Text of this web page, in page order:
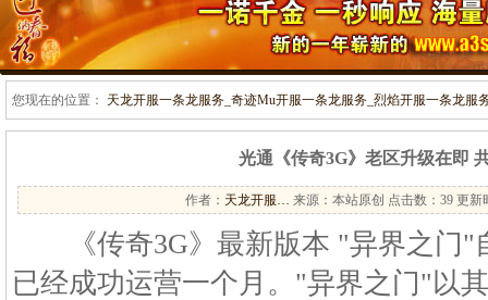
您现在的位置： 天龙开服一条龙服务_奇迹Mu开服一条龙服务_烈焰开服一条龙服
光通《传奇3G》老区升级在即
作者： 天龙开服… 来源：本站原创 点击数： 39 更新
《传奇3G》最新版本 "异界之门"
已经成功运营一个月。"异界之门"以